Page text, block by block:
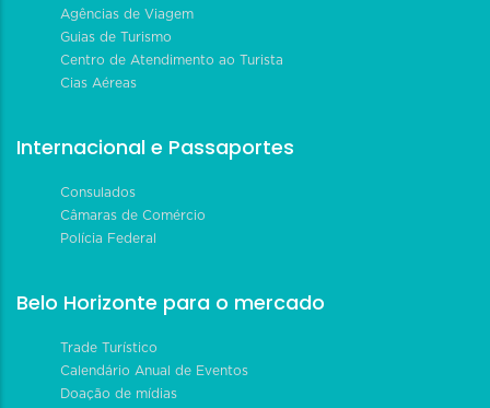
Agências de Viagem
Guias de Turismo
Centro de Atendimento ao Turista
Cias Aéreas
Internacional e Passaportes
Consulados
Câmaras de Comércio
Polícia Federal
Belo Horizonte para o mercado
Trade Turístico
Calendário Anual de Eventos
Doação de mídias